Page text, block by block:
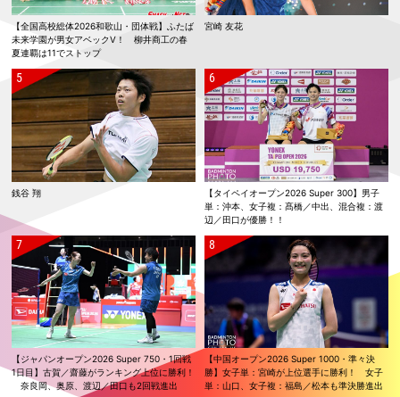
【全国高校総体2026和歌山・団体戦】ふたば
未来学園が男女アベックV！ 柳井商工の春
夏連覇は11でストップ
宮崎 友花
銭谷 翔
【タイペイオープン2026 Super 300】男子
単：沖本、女子複：髙橋／中出、混合複：渡
辺／田口が優勝！！
【ジャパンオープン2026 Super 750・1回戦
1日目】古賀／齋藤がランキング上位に勝利！
奈良岡、奥原、渡辺／田口も2回戦進出
【中国オープン2026 Super 1000・準々決
勝】女子単：宮崎が上位選手に勝利！ 女子
単：山口、女子複：福島／松本も準決勝進出